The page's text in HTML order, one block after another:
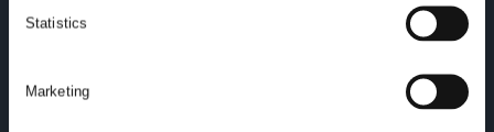
Statistics
Marketing
HYLSEXPERTEN
Våra produkter är